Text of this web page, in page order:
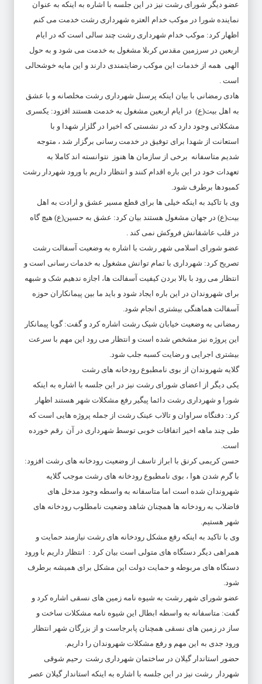
عضو دیگر شورای رشت نیز در این جلسه با اشاره به اینکه به عنوان
نماینده شورا در موکب خدام العتره شهرداری رشت خدمت می کنم
اظهار کرد: موکب خدام شهرداری رشت چند سالی است که در ایام
اربعین در سرزمین مقدس کربلا مشغول به خدمت می شود و به حول
الهی همه از خدمات این موکب رضایتمندی دارند و این مایه خوشحالی
است .
هادی رمضانی با بیان اینکه پرسنل شهرداری رشت مخلصانه و با عشق
به اهل بیت(ع) در ایام اربعین مشغول به خدمت هستند افزود: یکسری
مشکلاتی وجود دارد که در نشستی که اخیرا در گلزار شهدا و با
استعانت از شهدا برای توفیق در خدمت رسانی برگزار شد ، متوجه
شدیم متاسفانه برخی از سازمان ها هنوز نتوانسته اند کاملا به
تعهدات خود در این باره اقدام کنند و انتظار داریم با ورود شهردار رشت
کمبودها برطرف شود.
وی با تاکید به اینکه خیلی ها برای قطع مسیر عشق و ارادت به اهل
بیت(ع) در جهان مشغول هستند بیان کرد: عشق به حسین(ع) هیچ گاه
در قلب عاشقانش فروکش نمی کند .
عضو شورای اسلامی شهر رشت با اشاره به وضعیت آسفالت رشت
تصریح کرد: شهرداری با تمام توانش مشغول به خدمات رسانی است و
انتظار می رود با بالا بردن کیفیت آسفالت ها، اجازه ندهیم شک و شبهه
برای شهروندان در این باره ایجاد شود و باید ما بین پیمانکاران حوزه
آسفالت هماهنگی بیشتری انجام شود.
رمضانی به وضعیت خیابان شیک رشت اشاره کرد و گفت: گویا پیمانکار
این پروژه نیز مشخص شده است و انتظار می رود این مهم با سرعت
بیشتری اجرایی و رضایت کسبه جلب شود.
گلایه شهروندان از بوی نامطبوع رودخانه های رشت
یکی دیگر از اعضای شورای رشت نیز در این جلسه با اشاره به اینکه
شورا و شهرداری رشت دائما پیگیر رفع مشکلات شهر هستند اظهار
کرد: دفنگاه سراوان و تالاب عینک رشت از جمله پروژه هایی است که
طی چند ماهه اخیر اتفاقات خوبی توسط شهرداری در آن رقم خورده
است.
حسن کریمی کرنق با ابراز تاسف از وضعیت رودخانه های رشت افزود:
با گرم شدن هوا ، بوی نامطبوع رودخانه های رشت موجب گلایه
شهروندان شده است اما متاسفانه به واسطه وجود مدخل های
فاضلاب به رودخانه ها همچنان شاهد وضعیت نامطلوب رودخانه های
شهر هستیم.
وی با تاکید به اینکه رفع مشکل رودخانه های رشت نیازمند حمایت و
همراهی دیگر دستگاه های متولی است بیان کرد : انتظار داریم با ورود
دستگاه های مربوطه و حمایت دولت این مشکل برای همیشه برطرف
شود.
عضو شورای شهر رشت به شیوه نامه زمین های نسقی اشاره کرد و
گفت: متاسفانه به واسطه ابطال این شیوه نامه مشکلات ساخت و
ساز در زمین های نسقی همچنان پابرجاست و از بزرگان شهر انتظار
ورود جدی به این مهم و رفع مشکلات شهروندان را داریم.
حضور استاندار گیلان در ساختمان شهرداری رشت رحیم شوقی
شهردار رشت نیز در این جلسه با اشاره به اینکه استاندار گیلان عصر